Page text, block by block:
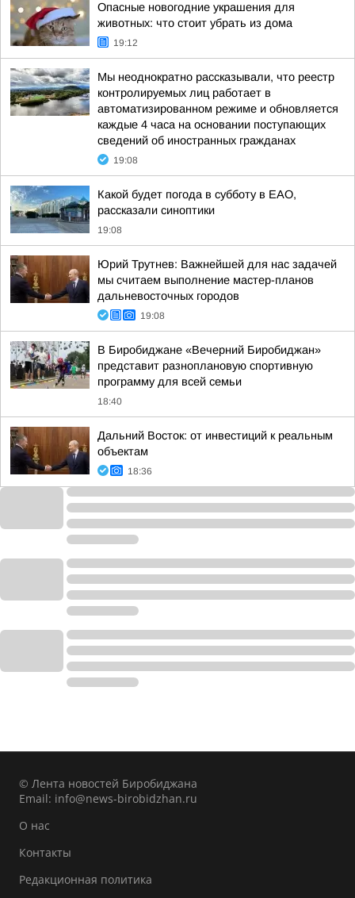
Опасные новогодние украшения для
животных: что стоит убрать из дома
19:12
Мы неоднократно рассказывали, что реестр
контролируемых лиц работает в
автоматизированном режиме и обновляется
каждые 4 часа на основании поступающих
сведений об иностранных гражданах
19:08
Какой будет погода в субботу в ЕАО,
рассказали синоптики
19:08
Юрий Трутнев: Важнейшей для нас задачей
мы считаем выполнение мастер-планов
дальневосточных городов
19:08
В Биробиджане «Вечерний Биробиджан»
представит разноплановую спортивную
программу для всей семьи
18:40
Дальний Восток: от инвестиций к реальным
объектам
18:36
© Лента новостей Биробиджана
Email: info@news-birobidzhan.ru
О нас
Контакты
Редакционная политика